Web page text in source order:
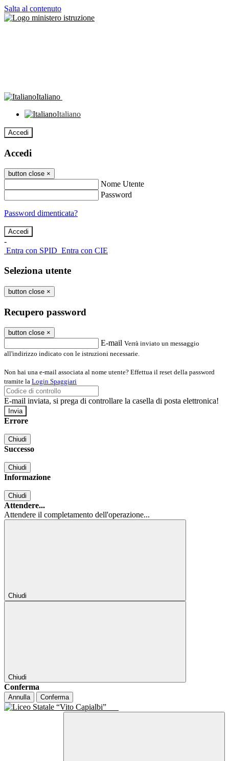
Salta al contenuto
Italiano
Italiano
Accedi
Accedi
button close ×
Nome Utente
Password
Password dimenticata?
-
Entra con SPID Entra con CIE
Seleziona utente
button close ×
Recupero password
button close ×
E-mail Verrà inviato un messaggio
all'indirizzo indicato con le istruzioni necessarie.
Non hai una e-mail associata al nome utente? Effettua il reset della password
tramite la Login Spaggiari
E-mail inviata, si prega di controllare la casella di posta elettronica!
Errore
Chiudi
Successo
Chiudi
Informazione
Chiudi
Attendere...
Attendere il completamento dell'operazione...
Chiudi
Chiudi
Conferma
Annulla Conferma